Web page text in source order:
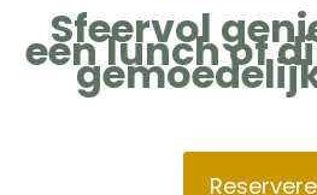
Sfeervol
een lunch of